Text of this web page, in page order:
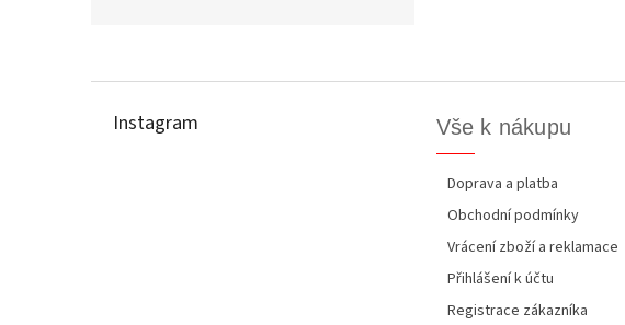
Instagram Vše k nákupu
Doprava a platba
Obchodní podmínky
Vrácení zboží a reklamace
Přihlášení k účtu
Registrace zákazníka